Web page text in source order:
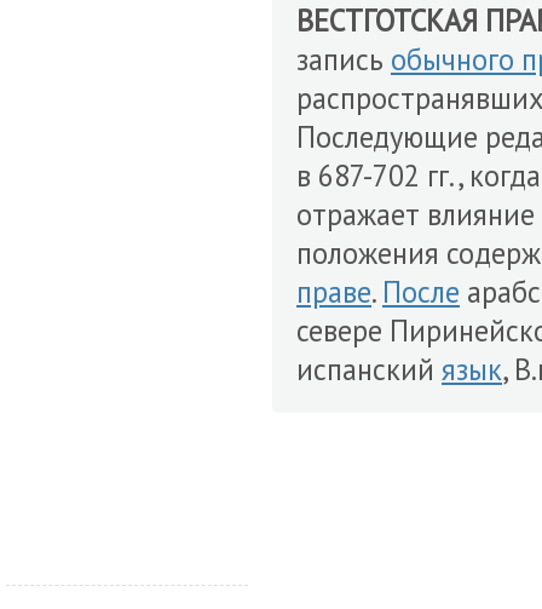
ВЕСТГОТСКАЯ
запись обычного
Последующие
в 687-702 гг.,
отражает влияние
положения
праве. После
севере
испанский язык,